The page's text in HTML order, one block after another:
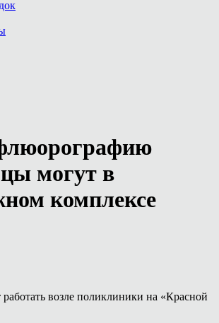
могут в
комплексе
возле поликлиники на «Красной